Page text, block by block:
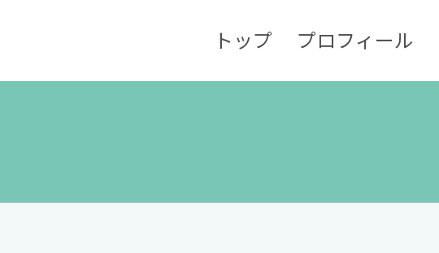
トップ プロフィール